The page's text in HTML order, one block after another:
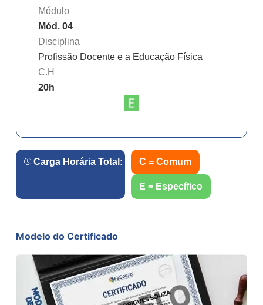
Módulo
Mód. 04
Disciplina
Profissão Docente e a Educação Física
C.H
20h
Carga Horária Total: h.
C = Comum
E = Específico
Modelo do Certificado